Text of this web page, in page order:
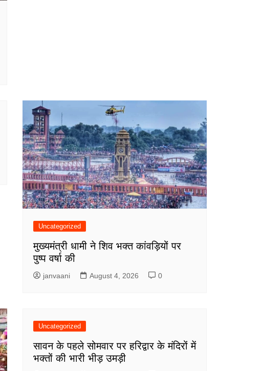
Uncategorized
मुख्यमंत्री धामी ने शिव भक्त कांवड़ियों पर
पुष्प वर्षा की
janvaani August 4, 2026 0
Uncategorized
सावन के पहले सोमवार पर हरिद्वार के मंदिरों में
भक्तों की भारी भीड़ उमड़ी